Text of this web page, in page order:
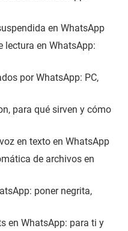
en WhatsApp
lectura en WhatsApp:
por WhatsApp: PC,
para qué sirven y cómo
en texto en WhatsApp
de archivos en
poner negrita,
en WhatsApp: para ti y